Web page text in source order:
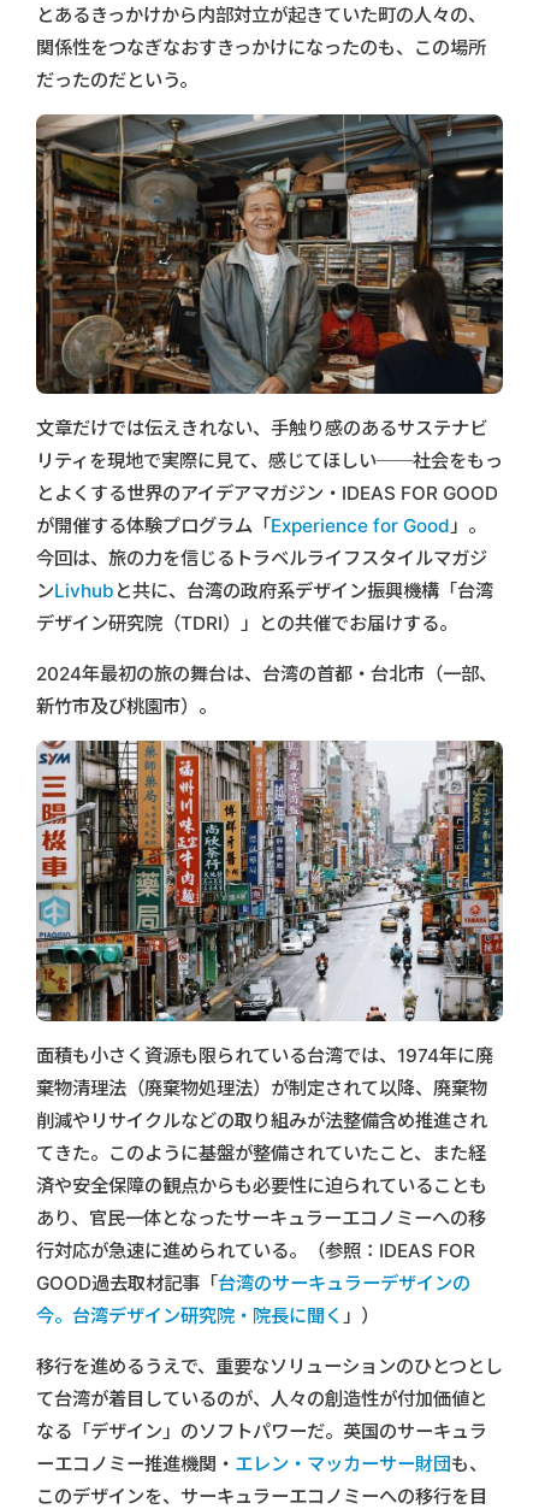
とあるきっかけから内部対立が起きていた町の人々の、
関係性をつなぎなおすきっかけになったのも、この場所
だったのだという。
文章だけでは伝えきれない、手触り感のあるサステナビ
リティを現地で実際に見て、感じてほしい──社会をもっ
とよくする世界のアイデアマガジン・IDEAS FOR GOOD
が開催する体験プログラム「Experience for Good」。
今回は、旅の力を信じるトラベルライフスタイルマガジ
ンLivhub と共に、台湾の政府系デザイン振興機構「台湾
デザイン研究院（TDRI）」との共催でお届けする。
2024年最初の旅の舞台は、台湾の首都・台北市（一部、
新竹市及び桃園市）。
面積も小さく資源も限られている台湾では、1974年に廃
棄物清理法（廃棄物処理法）が制定されて以降、廃棄物
削減やリサイクルなどの取り組みが法整備含め推進され
てきた。このように基盤が整備されていたこと、また経
済や安全保障の観点からも必要性に迫られていることも
あり、官民一体となったサーキュラーエコノミーへの移
行対応が急速に進められている。（参照：IDEAS FOR
GOOD過去取材記事「台湾のサーキュラーデザインの
今。台湾デザイン研究院・院長に聞く 」）
移行を進めるうえで、重要なソリューションのひとつとし
て台湾が着目しているのが、人々の創造性が付加価値と
なる「デザイン」のソフトパワーだ。英国のサーキュラ
ーエコノミー推進機関・ エレン・マッカーサー財団も、
このデザインを、サーキュラーエコノミーへの移行を目